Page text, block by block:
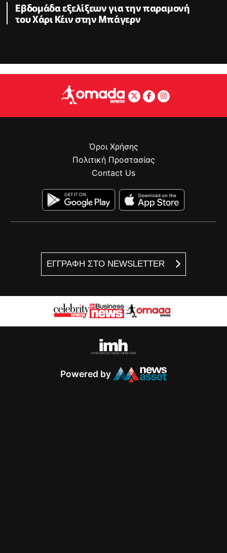
Εβδομάδα εξελίξεων για την παραμονή
του Χάρι Κέιν στην Μπάγερν
ΕΓΓΡΑΦΗ ΣΤΟ NEWSLETTER
Όροι Χρήσης
Πολιτική Προστασίας
Contact Us
Powered by